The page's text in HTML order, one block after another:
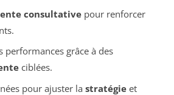
consultativepour renforcer
performances grâce à des
ciblées.
pour ajuster la stratégieet